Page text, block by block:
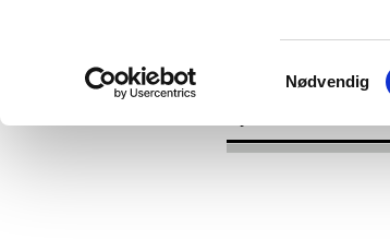
Samtykkevalg
Nødvendig